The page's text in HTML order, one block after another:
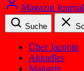
Magazin Journal
Suche
Über Jacobin
Aktuelles
Magazin